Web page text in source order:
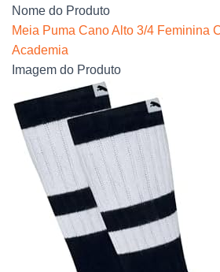
Nome do Produto
Meia Puma Cano Alto 3/4 Feminina
Academia
Imagem do Produto